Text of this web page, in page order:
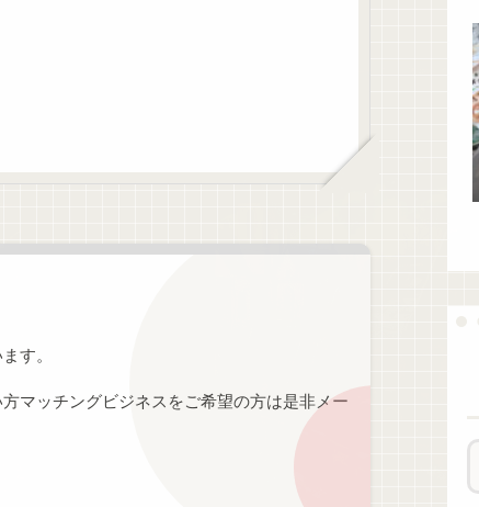
す。
マッチングビジネスをご希望の方は是非メー